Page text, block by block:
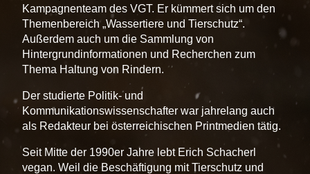
Kampagnenteam des VGT. Er kümmert sich um den
Themenbereich Wassertiere und Tierschutz .
Außerdem auch um die Sammlung von
Hintergrundinformationen und Recherchen zum
Thema Haltung von Rindern.
Der studierte Politik- und
Kommunikationswissenschafter war jahrelang auch
als Redakteur bei österreichischen Printmedien tätig.
Seit Mitte der 1990er Jahre lebt Erich Schacherl
vegan. Weil die Beschäftigung mit Tierschutz und